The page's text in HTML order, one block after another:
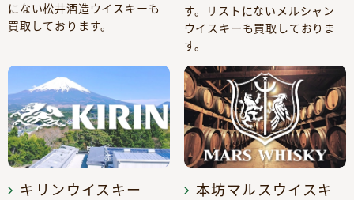
にない松井酒造ウイスキーも
買取しております。
す。リストにないメルシャン
ウイスキーも買取しておりま
す。
キリンウイスキー
本坊マルスウイスキ